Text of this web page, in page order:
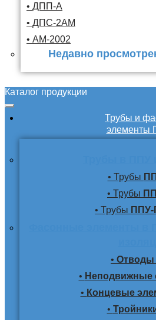
• ДПП-А
• ДПС-2АМ
• АМ-2002
Недавно
Каталог продукции
Трубы и
элементы
• Трубы
• Трубы
• Трубы ППУ-
•
• Неподвижные
• Концевые
•